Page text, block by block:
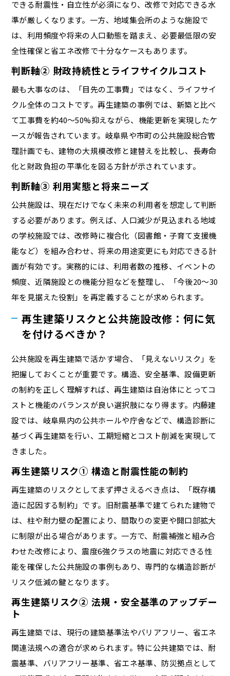
できる耐震性・自立性が必須になり、改修で対応できる水
準が厳しくなります。一方、地域集会所のような施設で
は、利用頻度や将来の人口動態を踏まえ、必要最低限の安
全性確保と省エネ改修で十分なケースもあります。
判断軸② 財政持続性とライフサイクルコスト
最も大事なのは、「目先の工事費」ではなく、ライフサイ
クル全体のコストです。再生建築の事例では、新築と比べ
て工事費を約40〜50%抑えながら、機能更新を実現したケ
ースが報告されています。岐阜県や市町の公共施設総合管
理計画でも、建物の大規模改修と建替えを比較し、長寿命
化と財政負担の平準化を図る方針が示されています。
判断軸③ 利用実態と将来ニーズ
公共施設は、現在だけでなく未来の利用者を想定して判断
する必要があります。例えば、人口減少が見込まれる地域
の学校施設では、改修時に複合化（図書館・子育て支援機
能など）を組み合わせ、将来の用途変更にも対応できる計
画が有効です。実務的には、利用者数の推移、イベントの
頻度、近隣施設との機能分担などを整理し、「今後20〜30
年を見据えた役割」を再定義することが求められます。
再生建築リスクと公共施設改修：何に気
を付けるべきか？
公共施設を再生建築で活かす場合、「見えないリスク」を
把握しておくことが重要です。構造、安全基準、設備更新
の制約を正しく理解すれば、再生建築は自治体にとってコ
ストと機能のバランスが良い選択肢になり得ます。内藤建
設では、岐阜県内の公共ホールや庁舎などで、構造診断に
基づく再生建築を行い、工期短縮とコスト削減を実現して
きました。
再生建築リスク① 構造と耐震性能の制約
再生建築のリスクとしてまず押さえるべき点は、「既存構
造に起因する制約」です。旧耐震基準で建てられた建物で
は、柱や耐力壁の配置により、間取りの変更や開口部拡大
に制限が出る場合があります。一方で、耐震補強と組み合
わせた改修により、震度6強クラスの地震に対応できる性
能を確保した公共施設の事例もあり、専門的な構造診断が
リスク低減の鍵となります。
再生建築リスク② 法規・安全基準のアップデー
ト
再生建築では、現行の建築基準法やバリアフリー、省エネ
関連法規への適合が求められます。特に公共建築では、耐
震基準、バリアフリー基準、省エネ基準、防災拠点として